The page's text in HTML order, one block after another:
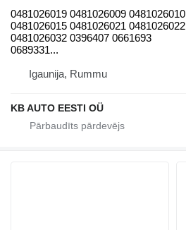
0481026019 0481026009 0481026010
0481026015 0481026021 0481026022
0481026032 0396407 0661693
0689331...
Igaunija, Rummu
KB AUTO EESTI OÜ